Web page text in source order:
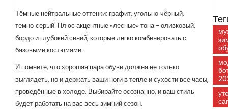
Тёмные нейтральные оттенки: графит, угольно‑чёрный,
темно‑серый. Плюс акцентные «лесные» тона - оливковый,
бордо и глубокий синий, которые легко комбинировать с
базовыми костюмами.
И помните, что хорошая пара обуви должна не только
выглядеть, но и держать ваши ноги в тепле и сухости все часы,
проведённые в холоде. Выбирайте осознанно, и ваш стиль
будет работать на вас весь зимний сезон.